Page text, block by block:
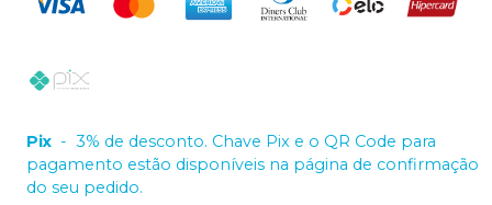
Pix - 3% de desconto. Chave Pix e o QR Code para
pagamento estão disponíveis na página de confirmação
do seu pedido.